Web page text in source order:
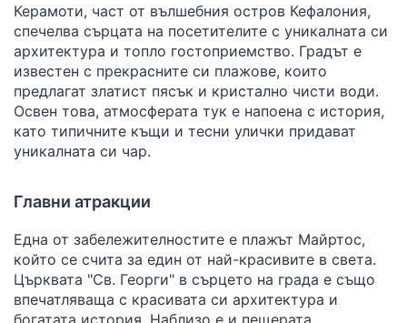
Керамоти, част от вълшебния остров Кефалония,
спечелва сърцата на посетителите с уникалната си
архитектура и топло гостоприемство. Градът е
известен с прекрасните си плажове, които
предлагат златист пясък и кристално чисти води.
Освен това, атмосферата тук е напоена с история,
като типичните къщи и тесни улички придават
уникалната си чар.
Главни атракции
Една от забележителностите е плажът Майртос,
който се счита за един от най-красивите в света.
Църквата "Св. Георги" в сърцето на града е също
впечатляваща с красивата си архитектура и
богатата история. Наблизо е и пещерата